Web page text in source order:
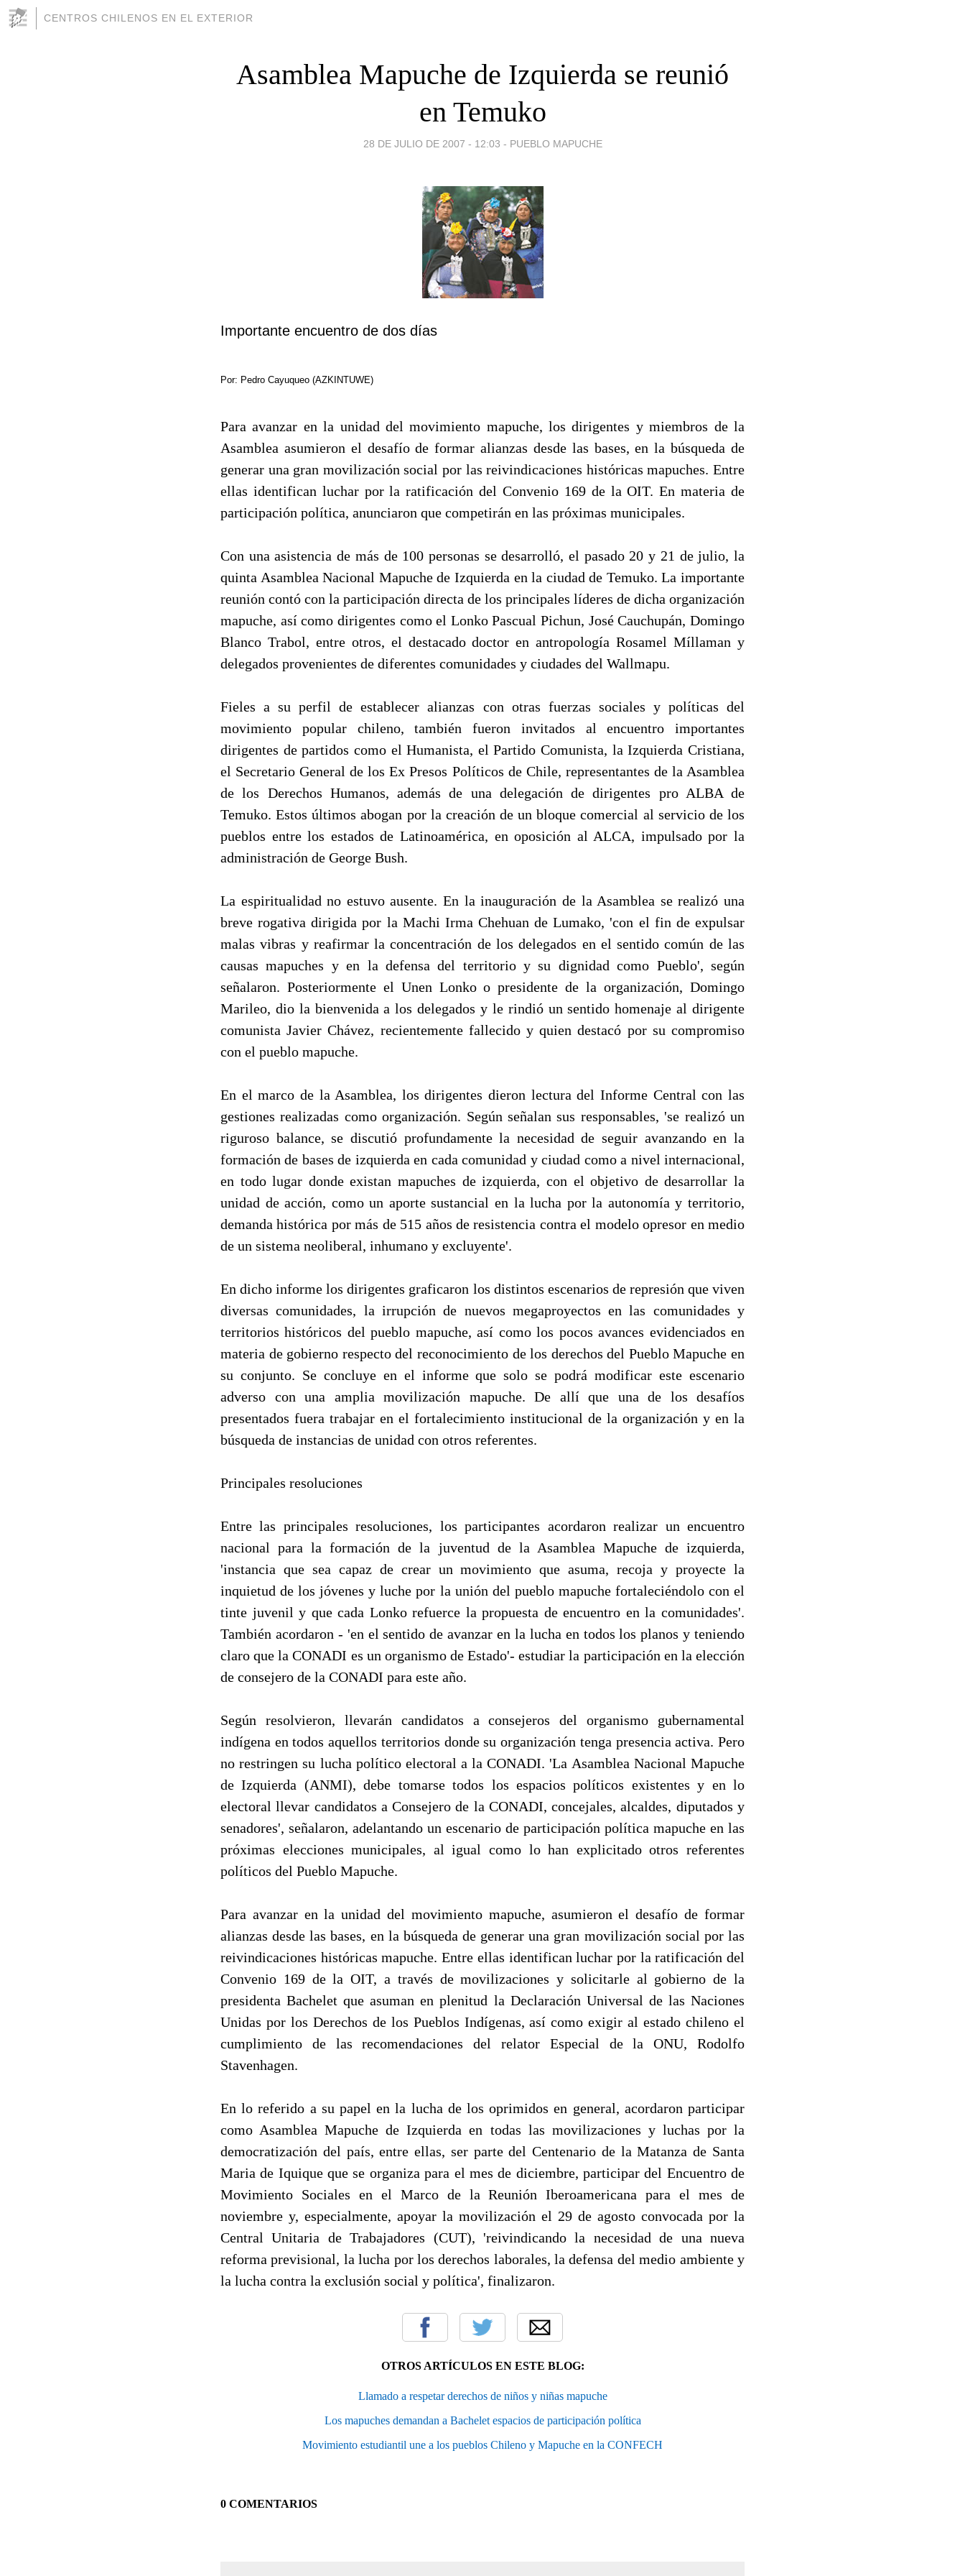
CENTROS CHILENOS EN EL EXTERIOR
Asamblea Mapuche de Izquierda se reunió
en Temuko
28 DE JULIO DE 2007 - 12:03 - PUEBLO MAPUCHE
Importante encuentro de dos días
Por: Pedro Cayuqueo (AZKINTUWE)
Para avanzar en la unidad del movimiento mapuche, los dirigentes y miembros de la
Asamblea asumieron el desafío de formar alianzas desde las bases, en la búsqueda de
generar una gran movilización social por las reivindicaciones históricas mapuches. Entre
ellas identifican luchar por la ratificación del Convenio 169 de la OIT. En materia de
participación política, anunciaron que competirán en las próximas municipales.
Con una asistencia de más de 100 personas se desarrolló, el pasado 20 y 21 de julio, la
quinta Asamblea Nacional Mapuche de Izquierda en la ciudad de Temuko. La importante
reunión contó con la participación directa de los principales líderes de dicha organización
mapuche, así como dirigentes como el Lonko Pascual Pichun, José Cauchupán, Domingo
Blanco Trabol, entre otros, el destacado doctor en antropología Rosamel Míllaman y
delegados provenientes de diferentes comunidades y ciudades del Wallmapu.
Fieles a su perfil de establecer alianzas con otras fuerzas sociales y políticas del
movimiento popular chileno, también fueron invitados al encuentro importantes
dirigentes de partidos como el Humanista, el Partido Comunista, la Izquierda Cristiana,
el Secretario General de los Ex Presos Políticos de Chile, representantes de la Asamblea
de los Derechos Humanos, además de una delegación de dirigentes pro ALBA de
Temuko. Estos últimos abogan por la creación de un bloque comercial al servicio de los
pueblos entre los estados de Latinoamérica, en oposición al ALCA, impulsado por la
administración de George Bush.
La espiritualidad no estuvo ausente. En la inauguración de la Asamblea se realizó una
breve rogativa dirigida por la Machi Irma Chehuan de Lumako, 'con el fin de expulsar
malas vibras y reafirmar la concentración de los delegados en el sentido común de las
causas mapuches y en la defensa del territorio y su dignidad como Pueblo', según
señalaron. Posteriormente el Unen Lonko o presidente de la organización, Domingo
Marileo, dio la bienvenida a los delegados y le rindió un sentido homenaje al dirigente
comunista Javier Chávez, recientemente fallecido y quien destacó por su compromiso
con el pueblo mapuche.
En el marco de la Asamblea, los dirigentes dieron lectura del Informe Central con las
gestiones realizadas como organización. Según señalan sus responsables, 'se realizó un
riguroso balance, se discutió profundamente la necesidad de seguir avanzando en la
formación de bases de izquierda en cada comunidad y ciudad como a nivel internacional,
en todo lugar donde existan mapuches de izquierda, con el objetivo de desarrollar la
unidad de acción, como un aporte sustancial en la lucha por la autonomía y territorio,
demanda histórica por más de 515 años de resistencia contra el modelo opresor en medio
de un sistema neoliberal, inhumano y excluyente'.
En dicho informe los dirigentes graficaron los distintos escenarios de represión que viven
diversas comunidades, la irrupción de nuevos megaproyectos en las comunidades y
territorios históricos del pueblo mapuche, así como los pocos avances evidenciados en
materia de gobierno respecto del reconocimiento de los derechos del Pueblo Mapuche en
su conjunto. Se concluye en el informe que solo se podrá modificar este escenario
adverso con una amplia movilización mapuche. De allí que una de los desafíos
presentados fuera trabajar en el fortalecimiento institucional de la organización y en la
búsqueda de instancias de unidad con otros referentes.
Principales resoluciones
Entre las principales resoluciones, los participantes acordaron realizar un encuentro
nacional para la formación de la juventud de la Asamblea Mapuche de izquierda,
'instancia que sea capaz de crear un movimiento que asuma, recoja y proyecte la
inquietud de los jóvenes y luche por la unión del pueblo mapuche fortaleciéndolo con el
tinte juvenil y que cada Lonko refuerce la propuesta de encuentro en la comunidades'.
También acordaron - 'en el sentido de avanzar en la lucha en todos los planos y teniendo
claro que la CONADI es un organismo de Estado'- estudiar la participación en la elección
de consejero de la CONADI para este año.
Según resolvieron, llevarán candidatos a consejeros del organismo gubernamental
indígena en todos aquellos territorios donde su organización tenga presencia activa. Pero
no restringen su lucha político electoral a la CONADI. 'La Asamblea Nacional Mapuche
de Izquierda (ANMI), debe tomarse todos los espacios políticos existentes y en lo
electoral llevar candidatos a Consejero de la CONADI, concejales, alcaldes, diputados y
senadores', señalaron, adelantando un escenario de participación política mapuche en las
próximas elecciones municipales, al igual como lo han explicitado otros referentes
políticos del Pueblo Mapuche.
Para avanzar en la unidad del movimiento mapuche, asumieron el desafío de formar
alianzas desde las bases, en la búsqueda de generar una gran movilización social por las
reivindicaciones históricas mapuche. Entre ellas identifican luchar por la ratificación del
Convenio 169 de la OIT, a través de movilizaciones y solicitarle al gobierno de la
presidenta Bachelet que asuman en plenitud la Declaración Universal de las Naciones
Unidas por los Derechos de los Pueblos Indígenas, así como exigir al estado chileno el
cumplimiento de las recomendaciones del relator Especial de la ONU, Rodolfo
Stavenhagen.
En lo referido a su papel en la lucha de los oprimidos en general, acordaron participar
como Asamblea Mapuche de Izquierda en todas las movilizaciones y luchas por la
democratización del país, entre ellas, ser parte del Centenario de la Matanza de Santa
Maria de Iquique que se organiza para el mes de diciembre, participar del Encuentro de
Movimiento Sociales en el Marco de la Reunión Iberoamericana para el mes de
noviembre y, especialmente, apoyar la movilización el 29 de agosto convocada por la
Central Unitaria de Trabajadores (CUT), 'reivindicando la necesidad de una nueva
reforma previsional, la lucha por los derechos laborales, la defensa del medio ambiente y
la lucha contra la exclusión social y política', finalizaron.
OTROS ARTÍCULOS EN ESTE BLOG:
Llamado a respetar derechos de niños y niñas mapuche
Los mapuches demandan a Bachelet espacios de participación política
Movimiento estudiantil une a los pueblos Chileno y Mapuche en la CONFECH
0 COMENTARIOS